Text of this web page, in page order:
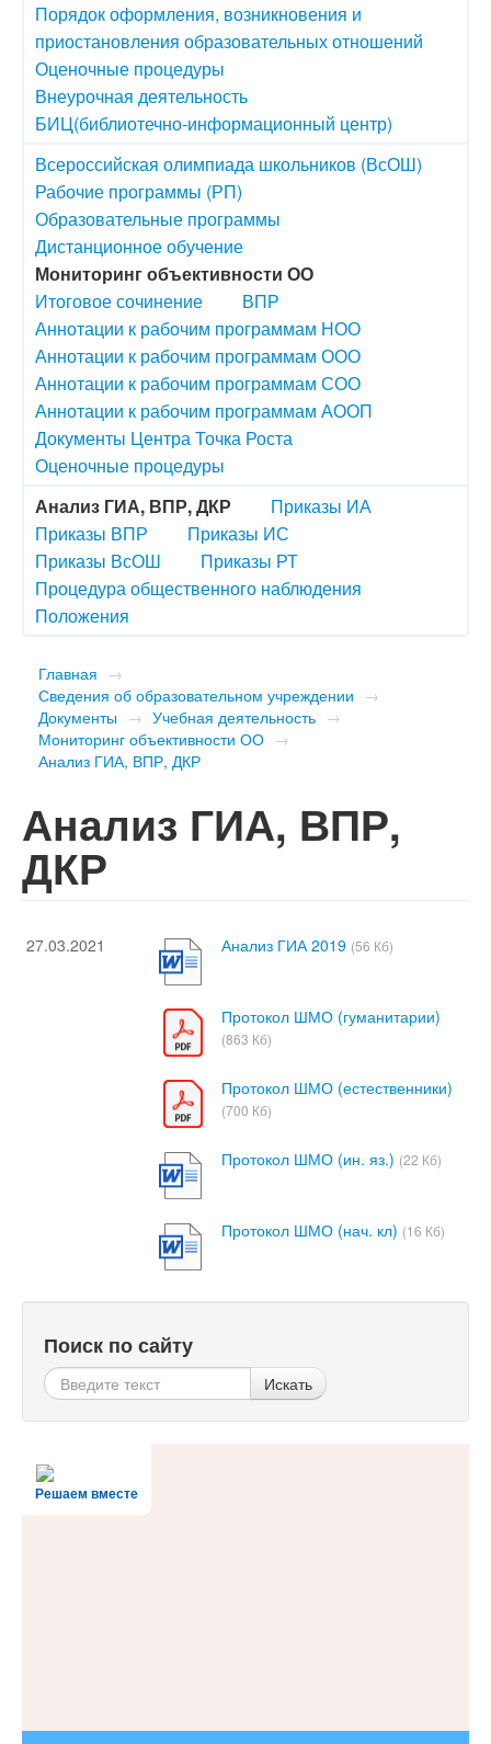
Порядок оформления, возникновения и
приостановления образовательных отношений
Оценочные процедуры
Внеурочная деятельность
БИЦ(библиотечно-информационный центр)
Всероссийская олимпиада школьников (ВсОШ)
Рабочие программы (РП)
Образовательные программы
Дистанционное обучение
Мониторинг объективности ОО
Итоговое сочинение
ВПР
Аннотации к рабочим программам НОО
Аннотации к рабочим программам ООО
Аннотации к рабочим программам СОО
Аннотации к рабочим программам АООП
Документы Центра Точка Роста
Оценочные процедуры
Анализ ГИА, ВПР, ДКР
Приказы ИА
Приказы ВПР
Приказы ИС
Приказы ВсОШ
Приказы РТ
Процедура общественного наблюдения
Положения
Главная →
Сведения об образовательном учреждении →
Документы → Учебная деятельность →
Мониторинг объективности ОО →
Анализ ГИА, ВПР, ДКР
Анализ ГИА, ВПР,
ДКР
27.03.2021 Анализ ГИА 2019 (56 Кб)
Протокол ШМО (гуманитарии)
(863 Кб)
Протокол ШМО (естественники)
(700 Кб)
Протокол ШМО (ин. яз.) (22 Кб)
Протокол ШМО (нач. кл) (16 Кб)
Поиск по сайту
Искать
Решаем вместе